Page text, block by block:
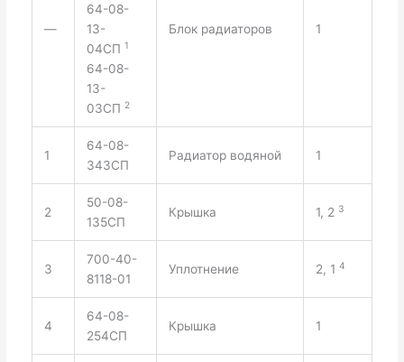
—
64-08-
13-
04СП1
64-08-
13-
03СП 2
Блок радиаторов 1
1
64-08-
343СП
Радиатор водяной 1
2
50-08-
135СП
Крышка 1, 2 3
3
700-40-
8118-01
Уплотнение 2, 14
4
64-08-
254СП
Крышка 1